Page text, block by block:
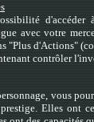
avec votre
"Plus d'Actions"
contrôler
vous
Elles ont